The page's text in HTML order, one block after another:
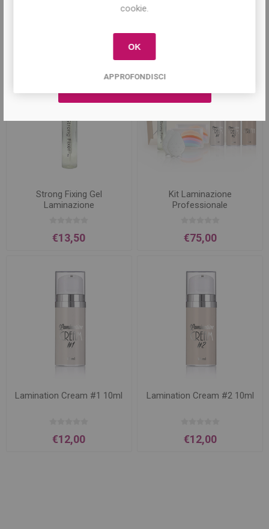
offerte e ricevere il10% di sconto
Prodotti correlati
Strong Fixing Gel
Laminazione
€13,50
Kit Laminazione
Professionale
€75,00
Lamination Cream #1 10ml
€12,00
Lamination Cream #2 10ml
€12,00
cookie.
OK
APPROFONDISCI